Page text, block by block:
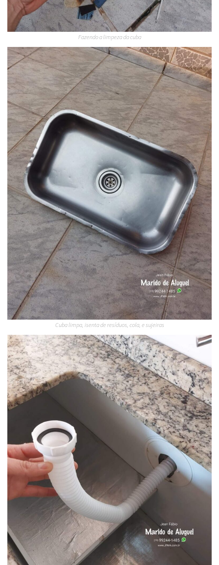
Fazendo a limpeza da cuba
Cuba limpa, isenta de resíduos, cola, e sujeiras